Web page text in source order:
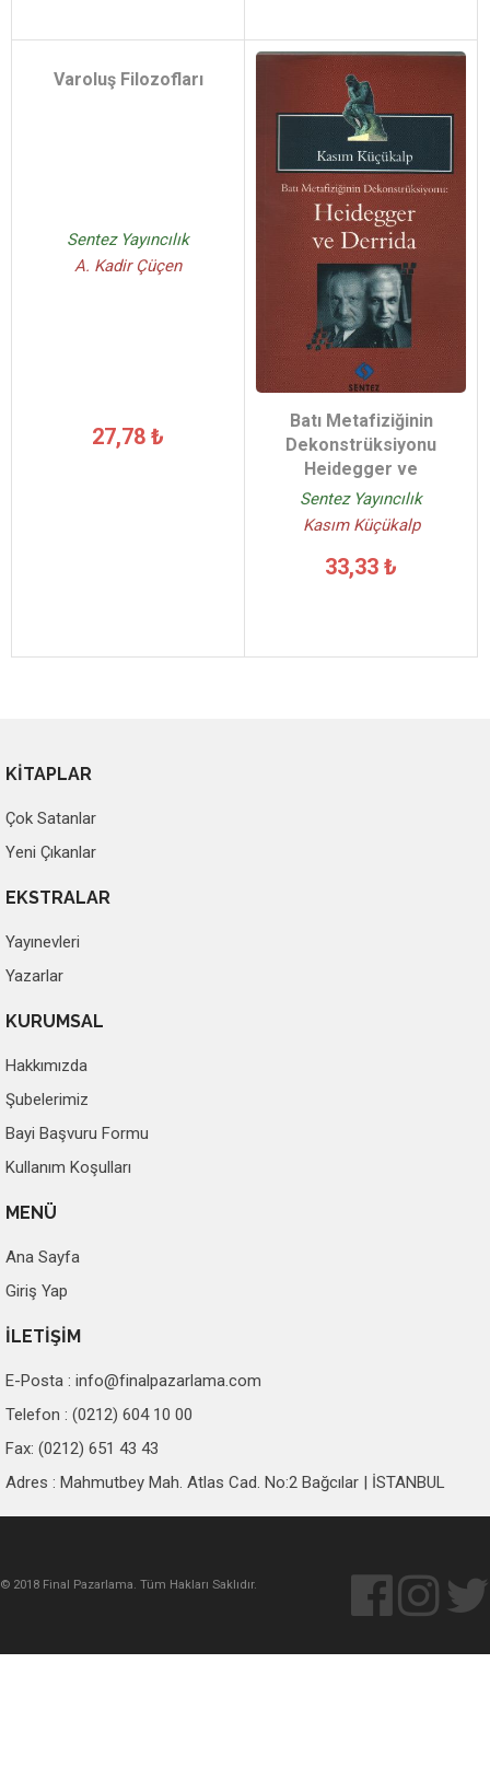
Varoluş Filozofları
Sentez Yayıncılık
A. Kadir Çüçen
27,78 ₺
Batı Metafiziğinin
Dekonstrüksiyonu
Heidegger ve
Sentez Yayıncılık
Kasım Küçükalp
33,33 ₺
KİTAPLAR
Çok Satanlar
Yeni Çıkanlar
EKSTRALAR
Yayınevleri
Yazarlar
KURUMSAL
Hakkımızda
Şubelerimiz
Bayi Başvuru Formu
Kullanım Koşulları
MENÜ
Ana Sayfa
Giriş Yap
İLETİŞİM
E-Posta : info@finalpazarlama.com
Telefon : (0212) 604 10 00
Fax: (0212) 651 43 43
Adres : Mahmutbey Mah. Atlas Cad. No:2 Bağcılar | İSTANBUL
© 2018 Final Pazarlama. Tüm Hakları Saklıdır.